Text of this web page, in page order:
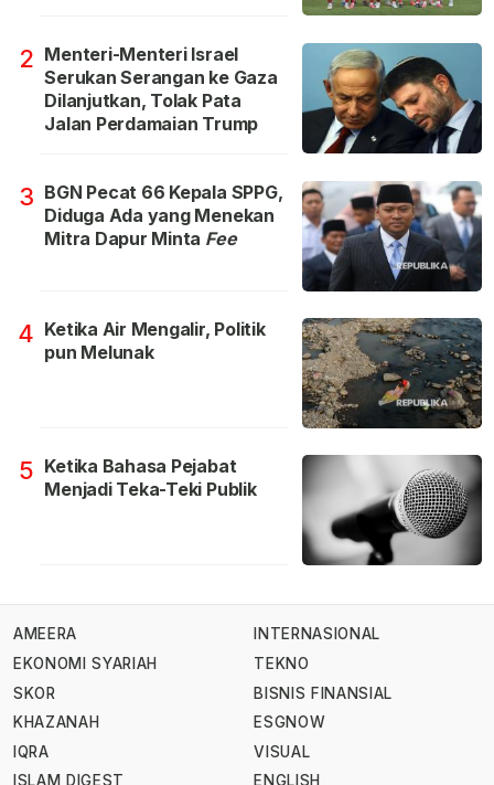
2 Menteri-Menteri Israel
Serukan Serangan ke Gaza
Dilanjutkan, Tolak Pata
Jalan Perdamaian Trump
3 BGN Pecat 66 Kepala SPPG,
Diduga Ada yang Menekan
Mitra Dapur Minta Fee
4 Ketika Air Mengalir, Politik
pun Melunak
5 Ketika Bahasa Pejabat
Menjadi Teka-Teki Publik
AMEERA
EKONOMI SYARIAH
SKOR
KHAZANAH
IQRA
ISLAM DIGEST
INTERNASIONAL
TEKNO
BISNIS FINANSIAL
ESGNOW
VISUAL
ENGLISH